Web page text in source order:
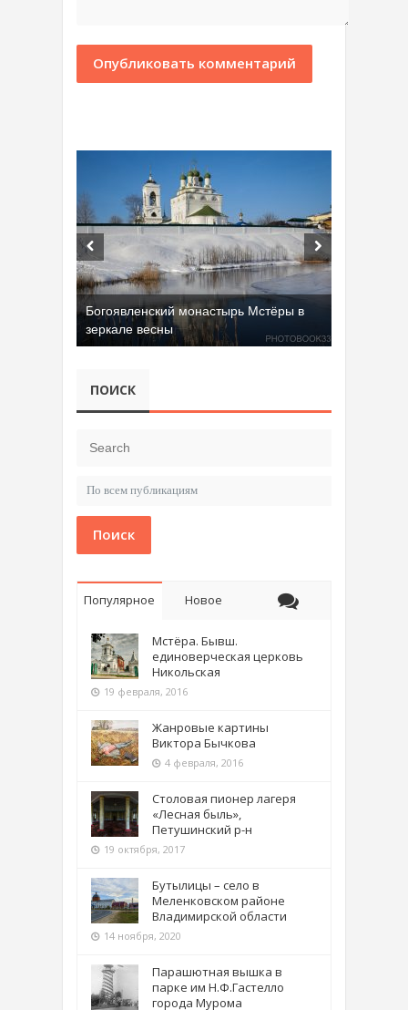
Добрятинский карьер (д. Алферово)
ПОИСК
Поиск
Популярное Новое
Мстёра. Бывш.
единоверческая церковь
Никольская
19 февраля, 2016
Жанровые картины
Виктора Бычкова
4 февраля, 2016
Столовая пионер лагеря
«Лесная быль»,
Петушинский р-н
19 октября, 2017
Бутылицы – село в
Меленковском районе
Владимирской области
14 ноября, 2020
Парашютная вышка в
парке им Н.Ф.Гастелло
города Мурома